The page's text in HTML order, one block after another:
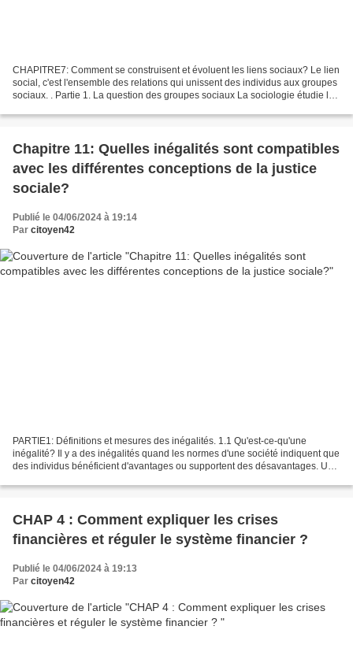
CHAPITRE7: Comment se construisent et évoluent les liens sociaux? Le lien
social, c'est l'ensemble des relations qui unissent des individus aux groupes
sociaux. . Partie 1. La question des groupes sociaux La sociologie étudie les
Chapitre 11: Quelles inégalités sont compatibles
avec les différentes conceptions de la justice
sociale?
Publié le 04/06/2024 à 19:14
Par citoyen42
PARTIE1: Définitions et mesures des inégalités. 1.1 Qu'est-ce-qu'une
inégalité? Il y a des inégalités quand les normes d'une société indiquent que
des individus bénéficient d'avantages ou supportent des désavantages. Une
CHAP 4 : Comment expliquer les crises
financières et réguler le système financier ?
Publié le 04/06/2024 à 19:13
Par citoyen42